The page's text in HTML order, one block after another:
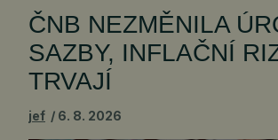
ČNB NEZMĚNILA
SAZBY, INFLAČNÍ
TRVAJÍ
jef 6. 8. 2026